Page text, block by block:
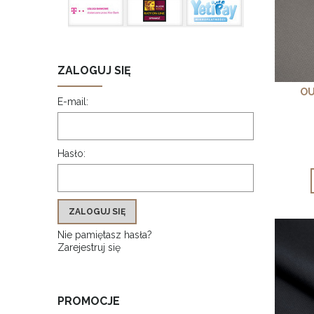
ZALOGUJ SIĘ
E-mail:
Hasło:
ZALOGUJ SIĘ
Nie pamiętasz hasła?
Zarejestruj się
PROMOCJE